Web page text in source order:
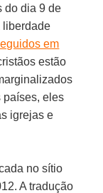
do dia 9 de
liberdade
em
estão
países, eles
igrejas e
no sítio
A tradução